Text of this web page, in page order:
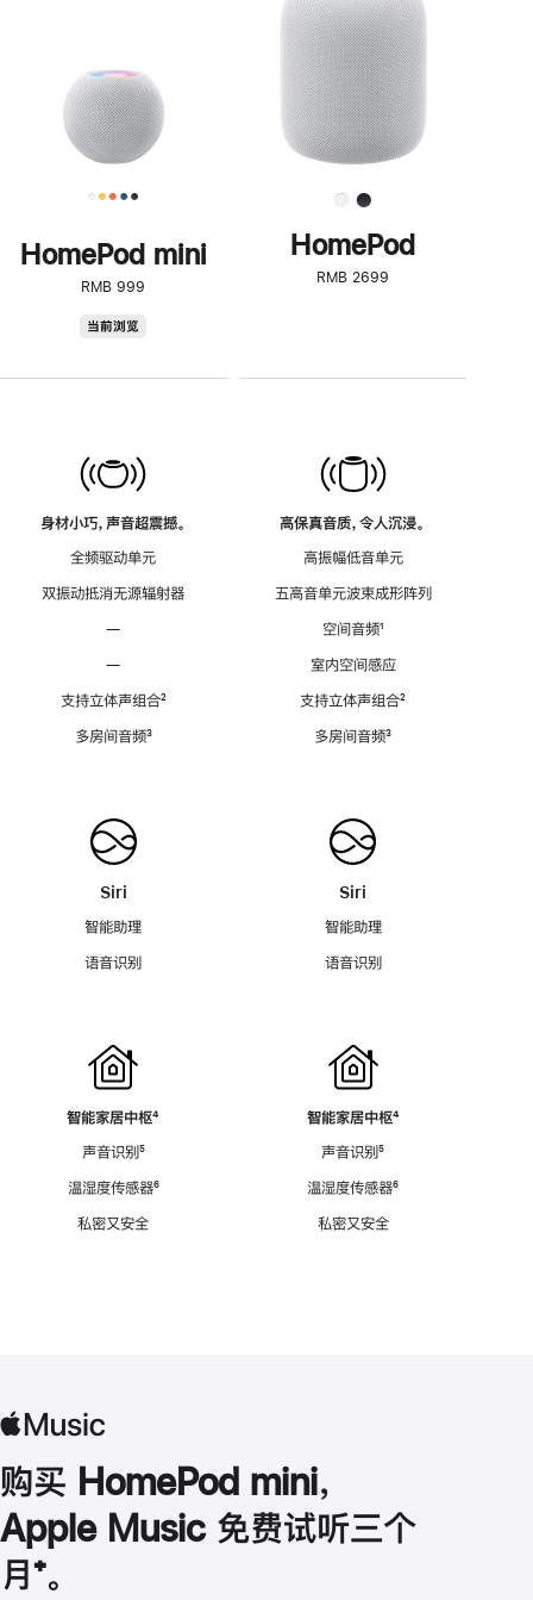
HomePod mini
RMB 999
当前浏览
身材小巧，声音超震撼。
全频驱动单元
双振动抵消无源辐射器
—
—
支持立体声组合脚
²
多房间音频脚
³
Siri
智能助理
语音识别
智能家居中枢脚
⁴
声音识别脚
⁵
温湿度传感器脚
⁶
私密又安全
了
解
HomePod<
HomePod
RMB 2699
高保真音质，令人沉浸。
高振幅低音单元
五高音单元波束成形阵列
空间音频脚
¹
室内空间感应
支持立体声组合脚
²
多房间音频脚
³
Siri
智能助理
语音识别
智能家居中枢脚
⁴
声音识别脚
⁵
温湿度传感器脚
⁶
私密又安全
购买 HomePod mini，
Apple Music 免费试听三个
月 脚
⁺。